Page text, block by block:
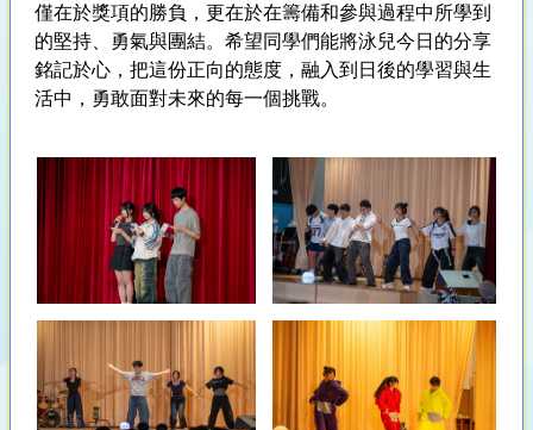
僅在於獎項的勝負，更在於在籌備和參與過程中所學到
的堅持、勇氣與團結。希望同學們能將泳兒今日的分享
銘記於心，把這份正向的態度，融入到日後的學習與生
活中，勇敢面對未來的每一個挑戰。